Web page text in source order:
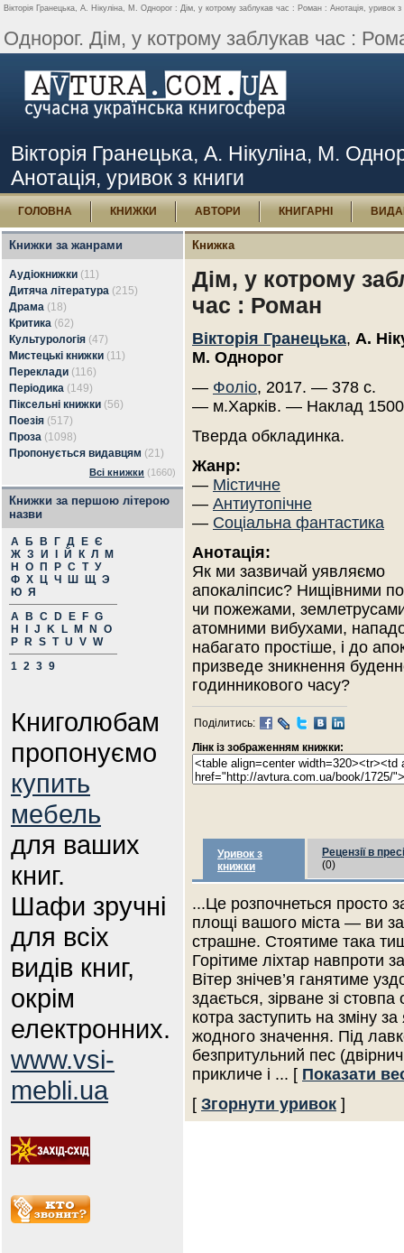
Вікторія Гранецька, А. Нікуліна, М. Однорог : Дім, у котрому заблукав час : Роман : Анотація, уривок з
Однорог. Дім, у котрому заблукав час :
Вікторія Гранецька, А. Нікуліна, М.
Анотація, уривок з книги
ГОЛОВНА КНИЖКИ АВТОРИ КНИГАРНІ
Книжки за жанрами
Аудіокнижки (11)
Дитяча література (215)
Драма (18)
Критика (62)
Культурологія (47)
Мистецькі книжки (11)
Переклади (116)
Періодика (149)
Піксельні книжки (56)
Поезія (517)
Проза (1098)
Пропонується видавцям (21)
Всі книжки (1660)
Книжки за першою літерою
назви
А Б В Г Д Е Є
Ж З И Й К Л
М
Н
О П Р С Т У
Ф Х Ц Ч Ш Щ Э
Ю Я
A
B C D E F G
H
J K L M N
O
P
R S T U V W
1 2 3 9
Книголюбам
пропонуємо
купить
мебель
для ваших
книг.
Шафи зручні
для всіх
видів книг,
окрім
електронних.
www.vsi-
mebli.ua
Книжка
Дім, у котрому
час : Роман
Вікторія Гранецька, А.
М. Однорог
— Фоліо, 2017. — 378 с.
— м.Харків. — Наклад
Тверда обкладинка.
Жанр:
— Містичне
— Антиутопічне
— Соціальна фантастика
Анотація:
Як ми зазвичай уявляємо
апокаліпсис? Нищівними
чи пожежами,
атомними вибухами,
набагато простіше, і до
призведе зникнення
годинникового часу?
Поділитись:
Лінк із зображенням книжки:
Уривок з
книжки
Рецензії в пресі
(0)
...Це розпочнеться просто
площі вашого міста — ви
страшне. Стоятиме така
Горітиме ліхтар навпроти
Вітер знічев’я ганятиме
здається, зірване зі
котра заступить на зміну
жодного значення. Під
безпритульний пес
прикличе і ... [ Показати
[ Згорнути уривок ]